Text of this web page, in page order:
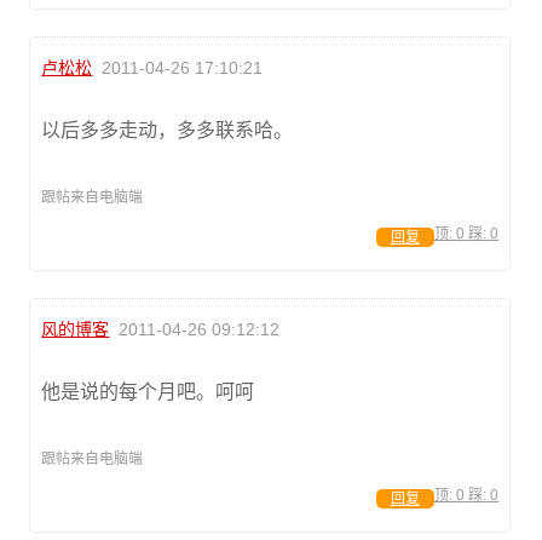
卢松松 2011-04-26 17:10:21
以后多多走动，多多联系哈。
跟帖来自电脑端
顶: 0 踩: 0
回复
风的博客 2011-04-26 09:12:12
他是说的每个月吧。呵呵
跟帖来自电脑端
顶: 0 踩: 0
回复